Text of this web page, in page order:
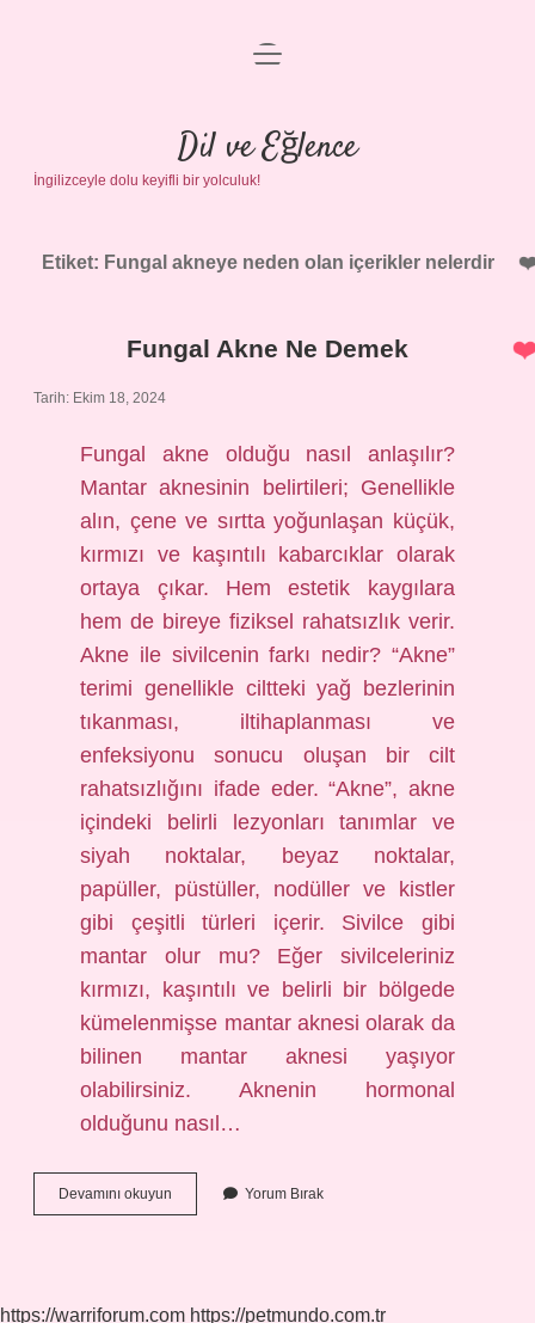
Anasayfa
Gizlilik Politikası
Yasal Uyarı
menüyü
Dil ve Eğlence
İngilizceyle dolu keyifli bir yolculuk!
Etiket: Fungal akneye neden olan içerikler nelerdir
Fungal Akne Ne Demek
Tarih: Ekim 18, 2024
Fungal akne olduğu nasıl anlaşılır?
Mantar aknesinin belirtileri; Genellikle
alın, çene ve sırtta yoğunlaşan küçük,
kırmızı ve kaşıntılı kabarcıklar olarak
ortaya çıkar. Hem estetik kaygılara
hem de bireye fiziksel rahatsızlık verir.
Akne ile sivilcenin farkı nedir? “Akne”
terimi genellikle ciltteki yağ bezlerinin
tıkanması, iltihaplanması ve
enfeksiyonu sonucu oluşan bir cilt
rahatsızlığını ifade eder. “Akne”, akne
içindeki belirli lezyonları tanımlar ve
siyah noktalar, beyaz noktalar,
papüller, püstüller, nodüller ve kistler
gibi çeşitli türleri içerir. Sivilce gibi
mantar olur mu? Eğer sivilceleriniz
kırmızı, kaşıntılı ve belirli bir bölgede
kümelenmişse mantar aknesi olarak da
bilinen mantar aknesi yaşıyor
olabilirsiniz. Aknenin hormonal
olduğunu nasıl…
Devamını okuyun
Akne
Yorum Bırak
https://warriforum.com https://petmundo.com.tr